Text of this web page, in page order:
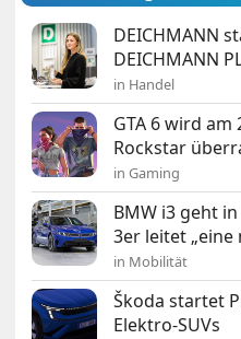
DEICHMANN
DEICHMANN
in Handel
GTA 6 wird am
Rockstar
in Gaming
BMW i3 geht
3er leitet „eine
in Mobilität
Škoda startet
Elektro-SUVs